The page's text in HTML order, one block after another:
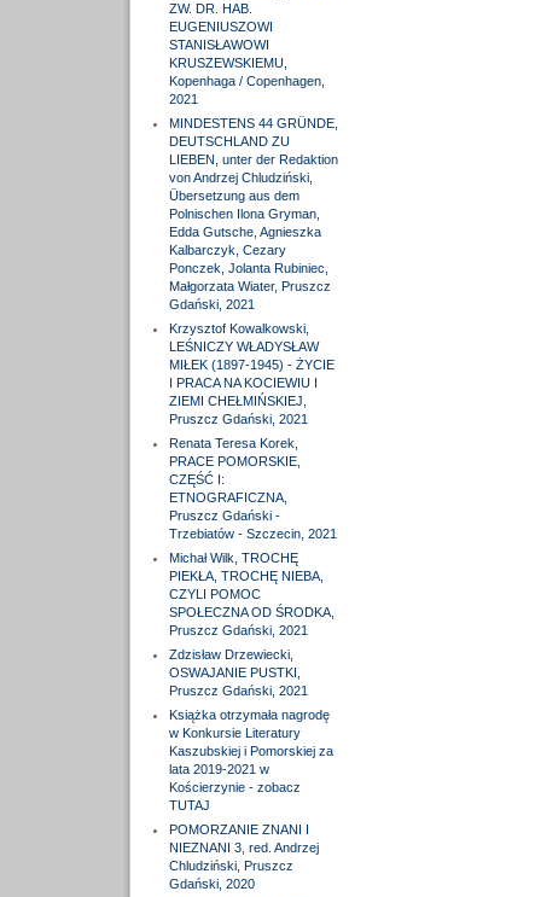
ZW. DR. HAB.
EUGENIUSZOWI
STANISŁAWOWI
KRUSZEWSKIEMU,
Kopenhaga / Copenhagen,
2021
MINDESTENS 44 GRÜNDE,
DEUTSCHLAND ZU
LIEBEN, unter der Redaktion
von Andrzej Chludziński,
Übersetzung aus dem
Polnischen Ilona Gryman,
Edda Gutsche, Agnieszka
Kalbarczyk, Cezary
Ponczek, Jolanta Rubiniec,
Małgorzata Wiater, Pruszcz
Gdański, 2021
Krzysztof Kowalkowski,
LEŚNICZY WŁADYSŁAW
MIŁEK (1897-1945) - ŻYCIE
I PRACA NA KOCIEWIU I
ZIEMI CHEŁMIŃSKIEJ,
Pruszcz Gdański, 2021
Renata Teresa Korek,
PRACE POMORSKIE,
CZĘŚĆ I:
ETNOGRAFICZNA,
Pruszcz Gdański -
Trzebiatów - Szczecin, 2021
Michał Wilk, TROCHĘ
PIEKŁA, TROCHĘ NIEBA,
CZYLI POMOC
SPOŁECZNA OD ŚRODKA,
Pruszcz Gdański, 2021
Zdzisław Drzewiecki,
OSWAJANIE PUSTKI,
Pruszcz Gdański, 2021
Książka otrzymała nagrodę
w Konkursie Literatury
Kaszubskiej i Pomorskiej za
lata 2019-2021 w
Kościerzynie - zobacz
TUTAJ
POMORZANIE ZNANI I
NIEZNANI 3, red. Andrzej
Chludziński, Pruszcz
Gdański, 2020